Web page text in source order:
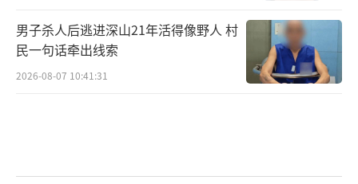
男子杀人后逃进深山21年活得像野人 村
民一句话牵出线索
2026-08-07 10:41:31